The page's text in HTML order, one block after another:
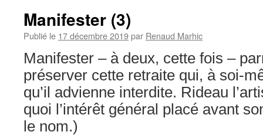
Manifester (3)
Publié le 17 décembre 2019par Renaud Marhic
Manifester – à deux, cette fois –
préserver cette retraite qui, à soi-
qu’il advienne interdite. Rideau
quoi l’intérêt général placé avant
le nom.)